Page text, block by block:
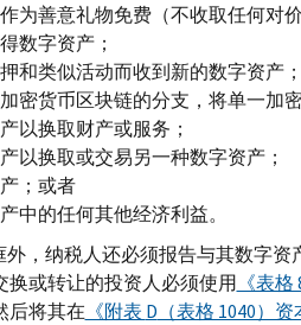
为善意礼物免费（不收取任何对
数字资产；
和类似活动而收到新的数字资产；
密货币区块链的分支，将单一加
以换取财产或服务；
以换取或交易另一种数字资产；
；或者
中的任何其他经济利益。
外，纳税人还必须报告与其数字资
换或转让的投资人必须使用 《表
后将其在 《附表 D （表格 1040）